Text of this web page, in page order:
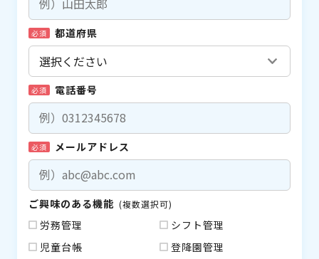
必須 都道府県
必須 電話番号
必須 メールアドレス
ご興味のある機能 (複数選択可)
労務管理
シフト管理
児童台帳
登降園管理